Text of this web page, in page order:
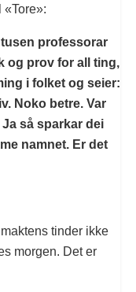
«Tore»:
professorar
og prov for all ting,
i folket og seier:
Noko betre. Var
så sparkar dei
namnet. Er det
tinder ikke
morgen. Det er